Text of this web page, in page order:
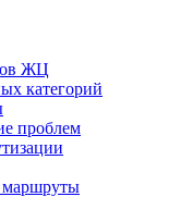
ЖЦ
категорий
проблем